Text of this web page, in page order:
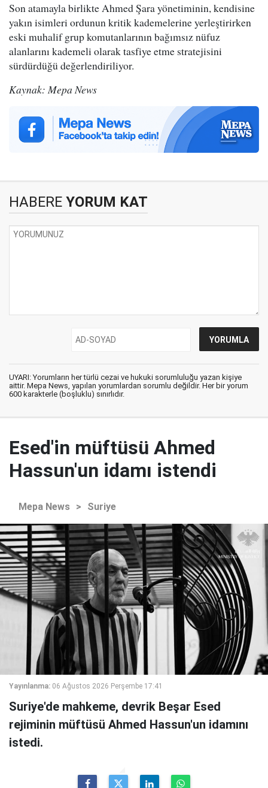
Son atamayla birlikte Ahmed Şara yönetiminin, kendisine
yakın isimleri ordunun kritik kademelerine yerleştirirken
eski muhalif grup komutanlarının bağımsız nüfuz
alanlarını kademeli olarak tasfiye etme stratejisini
sürdürdüğü değerlendiriliyor.
Kaynak: Mepa News
HABERE YORUM KAT
UYARI: Yorumların her türlü cezai ve hukuki sorumluluğu yazan kişiye
aittir. Mepa News, yapılan yorumlardan sorumlu değildir. Her bir yorum
600 karakterle (boşluklu) sınırlıdır.
Esed'in müftüsü Ahmed
Hassun'un idamı istendi
Mepa News > Suriye
Yayınlanma: 06 Ağustos 2026 Perşembe 17:41
Suriye'de mahkeme, devrik Beşar Esed
rejiminin müftüsü Ahmed Hassun'un idamını
istedi.